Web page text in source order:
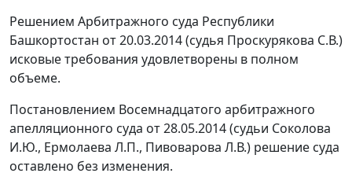
Решением Арбитражного суда Республики
Башкортостан от 20.03.2014 (судья Проскурякова С.В.)
исковые требования удовлетворены в полном
объеме.
Постановлением Восемнадцатого арбитражного
апелляционного суда от 28.05.2014 (судьи Соколова
И.Ю., Ермолаева Л.П., Пивоварова Л.В.) решение суда
оставлено без изменения.